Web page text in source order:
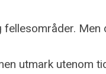
utmark utenom